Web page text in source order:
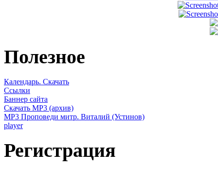
Полезное
Календарь. Скачать
Ссылки
Баннер сайта
Скачать MP3 (архив)
MP3 Проповеди митр. Виталий (Устинов)
player
Регистрация